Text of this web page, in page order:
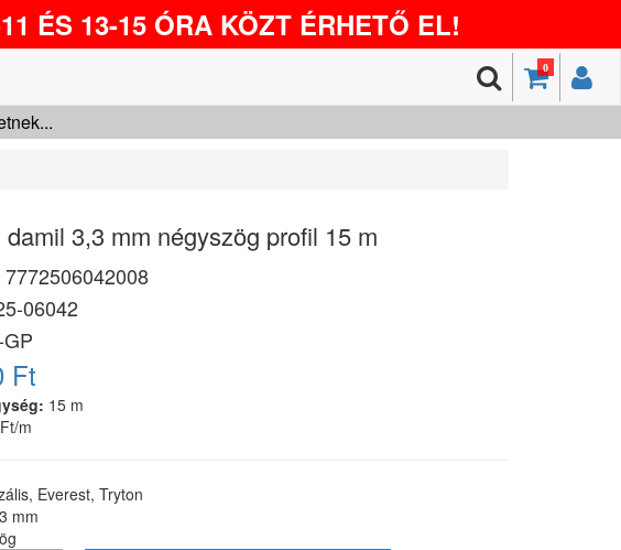
ÉS 13-15 ÓRA KÖZT ÉRHETŐ EL!
0
3,3 mm négyszög profil 15 m
7772506042008
06042
Ft
15 m
m
Everest, Tryton
mm